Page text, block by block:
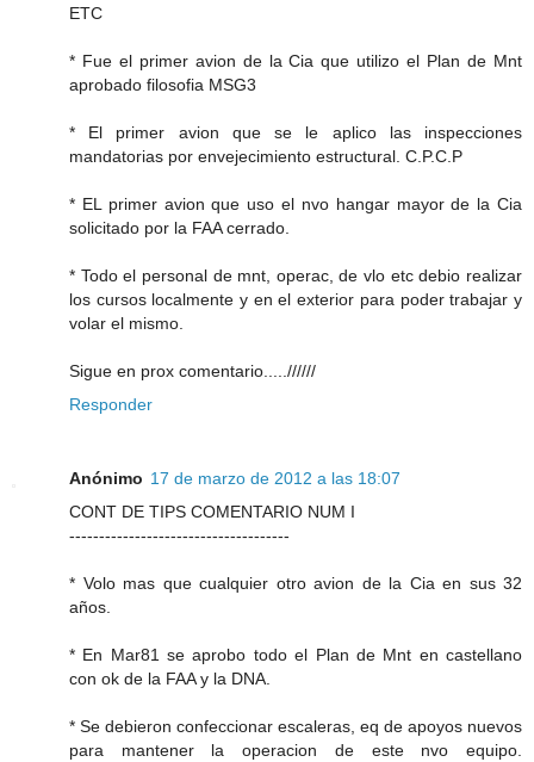
ETC
* Fue el primer avion de la Cia que utilizo el Plan de Mnt
aprobado filosofia MSG3
* El primer avion que se le aplico las inspecciones
mandatorias por envejecimiento estructural. C.P.C.P
* EL primer avion que uso el nvo hangar mayor de la Cia
solicitado por la FAA cerrado.
* Todo el personal de mnt, operac, de vlo etc debio realizar
los cursos localmente y en el exterior para poder trabajar y
volar el mismo.
Sigue en prox comentario.....//////
Responder
Anónimo 17 de marzo de 2012 a las 18:07
CONT DE TIPS COMENTARIO NUM I
-------------------------------------
* Volo mas que cualquier otro avion de la Cia en sus 32
años.
* En Mar81 se aprobo todo el Plan de Mnt en castellano
con ok de la FAA y la DNA.
* Se debieron confeccionar escaleras, eq de apoyos nuevos
para mantener la operacion de este nvo equipo.